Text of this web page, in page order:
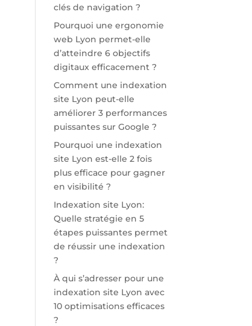
clés de navigation ?
Pourquoi une ergonomie
web Lyon permet-elle
d’atteindre 6 objectifs
digitaux efficacement ?
Comment une indexation
site Lyon peut-elle
améliorer 3 performances
puissantes sur Google ?
Pourquoi une indexation
site Lyon est-elle 2 fois
plus efficace pour gagner
en visibilité ?
Indexation site Lyon:
Quelle stratégie en 5
étapes puissantes permet
de réussir une indexation
?
À qui s’adresser pour une
indexation site Lyon avec
10 optimisations efficaces
?